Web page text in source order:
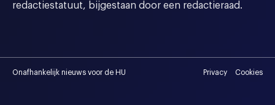
redactiestatuut, bijgestaan door een redactieraad.
Onafhankelijk nieuws voor de HU Privacy Cookies